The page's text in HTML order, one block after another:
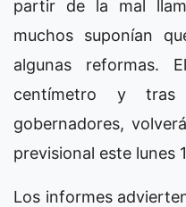
partir de la mal
muchos suponían
algunas reformas.
centímetro y
gobernadores,
previsional este lunes
Los informes